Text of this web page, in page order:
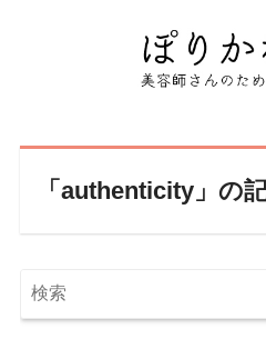
「authenticity」の